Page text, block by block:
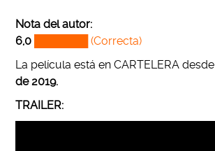
Nota del autor:
6,0 ███████ (Correcta)
La película está en CARTELERA desde
de 2019.
TRAILER: